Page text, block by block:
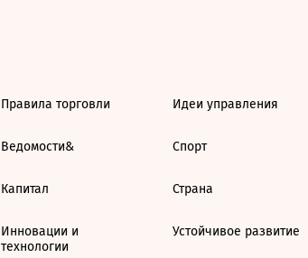
Правила торговли
Ведомости&
Капитал
Инновации и
технологии
Идеи управления
Спорт
Страна
Устойчивое развитие